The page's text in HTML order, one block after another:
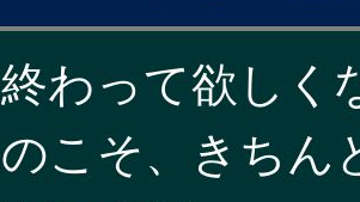
終わって欲しく
のこそ、きちん